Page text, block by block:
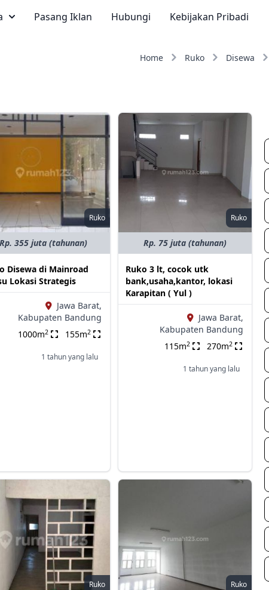
Pasang Iklan Hubungi Kebijakan Pribadi
Home Ruko Disewa
Ruko
Rp. 355 juta (tahunan)
Disewa di Mainroad
Lokasi Strategis
Jawa Barat,
Kabupaten Bandung
1000m2 155m2
1 tahun yang lalu
Ruko
Rp. 75 juta (tahunan)
Ruko 3 lt, cocok utk
bank,usaha,kantor, lokasi
Karapitan ( Yul )
Jawa Barat,
Kabupaten Bandung
115m2 270m2
1 tahun yang lalu
Ruko Ruko